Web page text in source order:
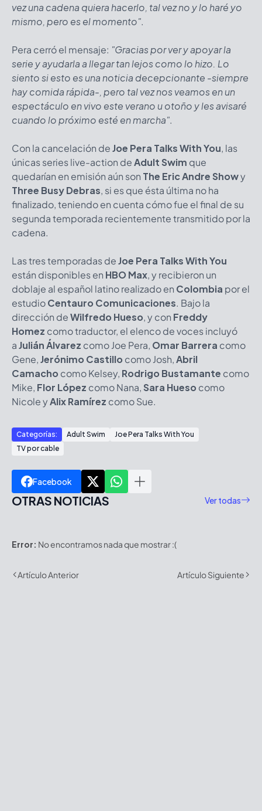
vez una cadena quiera hacerlo, tal vez no y lo haré yo
mismo, pero es el momento".
Pera cerró el mensaje: "Gracias por ver y apoyar la
serie y ayudarla a llegar tan lejos como lo hizo. Lo
siento si esto es una noticia decepcionante -siempre
hay comida rápida-, pero tal vez nos veamos en un
espectáculo en vivo este verano u otoño y les avisaré
cuando lo próximo esté en marcha".
Con la cancelación deJoe Pera Talks With You, las
únicas series live-action deAdult Swim que
quedarían en emisión aún son The Eric Andre Showy
Three Busy Debras, si es que ésta última no ha
finalizado, teniendo en cuenta cómo fue el final de su
segunda temporada recientemente transmitido por la
cadena.
Las tres temporadas deJoe Pera Talks With You
están disponibles en HBO Max, y recibieron un
doblaje al español latino realizado en Colombia por el
estudioCentauro Comunicaciones. Bajo la
dirección deWilfredo Hueso, y con Freddy
Homez como traductor, el elenco de voces incluyó
aJulián Álvarez como Joe Pera, Omar Barrera como
Gene,Jerónimo Castillo como Josh,Abril
Camacho como Kelsey, Rodrigo Bustamante como
Mike, Flor López como Nana, Sara Hueso como
Nicole yAlix Ramírez como Sue.
Categorías: Adult Swim
Joe Pera Talks With You
TV por cable
Facebook
OTRAS NOTICIAS Ver todas
Error: No encontramos nada que mostrar :(
Artículo Anterior Artículo Siguiente